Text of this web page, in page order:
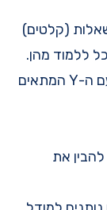
(קלטים)
ללמוד מהן.
כלומר אנחנו נותנים לו אוסף של זוגות X עם ה-Y המתאים
את